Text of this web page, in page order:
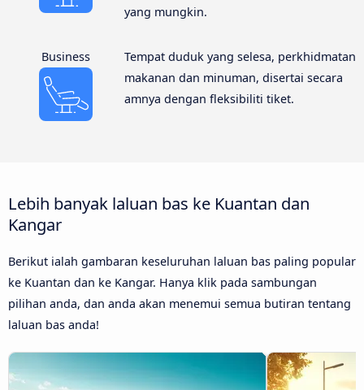
yang mungkin.
Business
Tempat duduk yang selesa, perkhidmatan
makanan dan minuman, disertai secara
amnya dengan fleksibiliti tiket.
Lebih banyak laluan bas ke Kuantan dan
Kangar
Berikut ialah gambaran keseluruhan laluan bas paling popular
ke Kuantan dan ke Kangar. Hanya klik pada sambungan
pilihan anda, dan anda akan menemui semua butiran tentang
laluan bas anda!